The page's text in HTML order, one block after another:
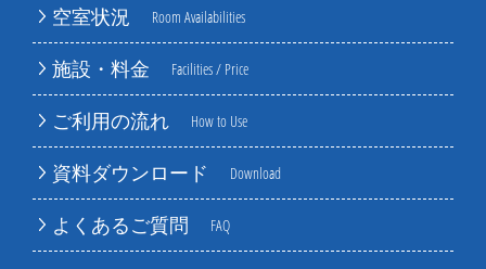
空室状況 Room Availabilities
施設・料金 Facilities / Price
ご利用の流れ How to Use
資料ダウンロード Download
よくあるご質問 FAQ